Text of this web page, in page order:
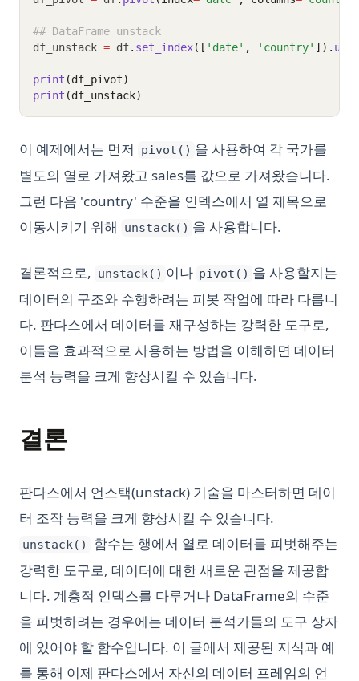
## DataFrame unstack
df_unstack = df. set_index([ 'date' , 'country' ]).
print (df_pivot)
print (df_unstack)
이 예제에서는 먼저 pivot() 을 사용하여 각 국가를
별도의 열로 가져왔고 sales를 값으로 가져왔습니다.
그런 다음 'country' 수준을 인덱스에서 열 제목으로
이동시키기 위해
unstack() 을 사용합니다.
결론적으로, unstack() 이나 pivot() 을 사용할지는
데이터의 구조와 수행하려는 피봇 작업에 따라 다릅니
다. 판다스에서 데이터를 재구성하는 강력한 도구로,
이들을 효과적으로 사용하는 방법을 이해하면 데이터
분석 능력을 크게 향상시킬 수 있습니다.
결론
판다스에서 언스택(unstack) 기술을 마스터하면 데이
터 조작 능력을 크게 향상시킬 수 있습니다.
unstack()
함수는 행에서 열로 데이터를 피벗해주는
강력한 도구로, 데이터에 대한 새로운 관점을 제공합
니다. 계층적 인덱스를 다루거나 DataFrame의 수준
을 피벗하려는 경우에는 데이터 분석가들의 도구 상자
에 있어야 할 함수입니다. 이 글에서 제공된 지식과 예
를 통해 이제 판다스에서 자신의 데이터 프레임의 언